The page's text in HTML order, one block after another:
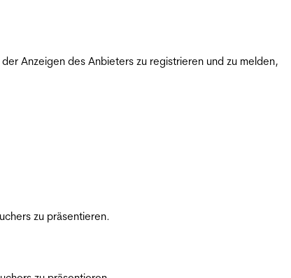
Anzeigen des Anbieters zu registrieren und zu melden,
zu präsentieren.